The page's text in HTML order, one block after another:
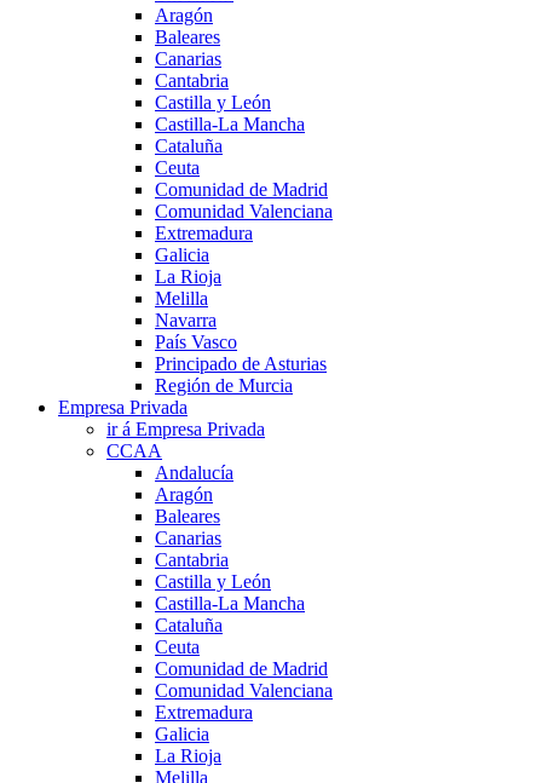
Aragón
Baleares
Canarias
Cantabria
Castilla y León
Castilla-La Mancha
Cataluña
Ceuta
Comunidad de Madrid
Comunidad Valenciana
Extremadura
Galicia
La Rioja
Melilla
Navarra
País Vasco
Principado de Asturias
Región de Murcia
Empresa Privada
ir á Empresa Privada
CCAA
Andalucía
Aragón
Baleares
Canarias
Cantabria
Castilla y León
Castilla-La Mancha
Cataluña
Ceuta
Comunidad de Madrid
Comunidad Valenciana
Extremadura
Galicia
La Rioja
Melilla